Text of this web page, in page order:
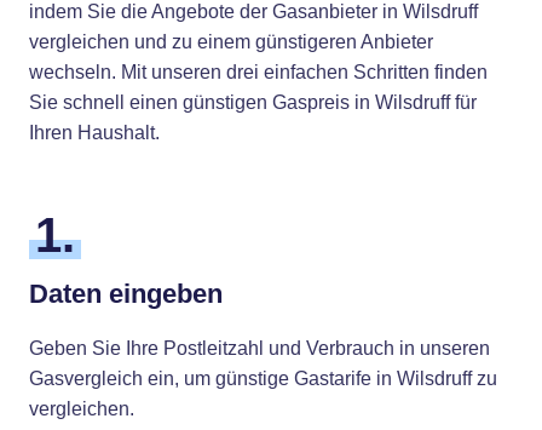
indem Sie die Angebote der Gasanbieter in Wilsdruff
vergleichen und zu einem günstigeren Anbieter
wechseln. Mit unseren drei einfachen Schritten finden
Sie schnell einen günstigen Gaspreis in Wilsdruff für
Ihren Haushalt.
1.
Daten eingeben
Geben Sie Ihre Postleitzahl und Verbrauch in unseren
Gasvergleich ein, um günstige Gastarife in Wilsdruff zu
vergleichen.